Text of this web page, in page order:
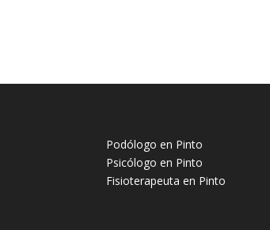
Podólogo en Pinto
Psicólogo en Pinto
Fisioterapeuta en Pinto